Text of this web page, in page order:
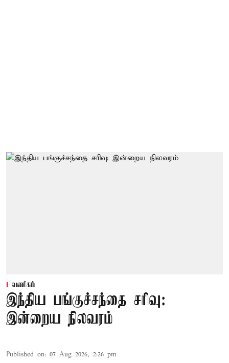
வணிகம்
இந்திய பங்குச்சந்தை சரிவு:
இன்றைய நிலவரம்
Published on: 07 Aug 2026, 2:26 pm